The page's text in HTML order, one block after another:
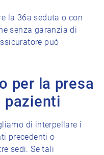
la 36a seduta o con
senza garanzia di
può
per la presa
pazienti
di interpellare i
precedenti o
sedi. Se tali